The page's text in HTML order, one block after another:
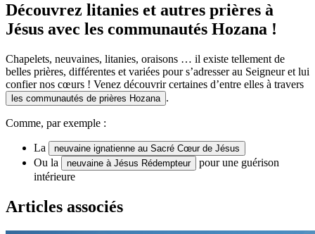
Découvrez litanies et autres prières à
Jésus avec les communautés Hozana !
Chapelets, neuvaines, litanies, oraisons … il existe tellement de
belles prières, différentes et variées pour s’adresser au Seigneur et lui
confier nos cœurs ! Venez découvrir certaines d’entre elles à travers
les communautés de prières Hozana .
Comme, par exemple :
La neuvaine ignatienne au Sacré Cœur de Jésus
Ou la neuvaine à Jésus Rédempteur
pour une guérison
intérieure
Articles associés